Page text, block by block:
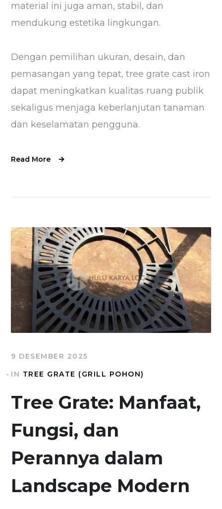
material ini juga aman, stabil, dan
mendukung estetika lingkungan.
Dengan pemilihan ukuran, desain, dan
pemasangan yang tepat, tree grate cast iron
dapat meningkatkan kualitas ruang publik
sekaligus menjaga keberlanjutan tanaman
dan keselamatan pengguna.
Read More
9 DESEMBER 2025
IN TREE GRATE (GRILL POHON)
Tree Grate: Manfaat,
Fungsi, dan
Perannya dalam
Landscape Modern